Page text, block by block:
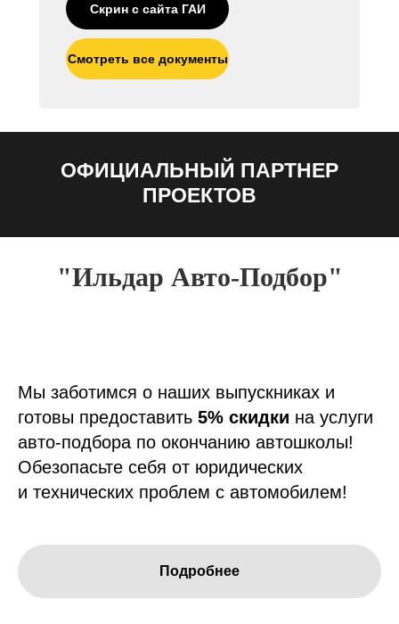
Скрин с сайта ГАИ
Смотреть все документы
ОФИЦИАЛЬНЫЙ ПАРТНЕР
ПРОЕКТОВ
"Ильдар Авто-Подбор"
Мы заботимся о наших выпускниках и
готовы предоставить 5% скидки на услуги
авто-подбора по окончанию автошколы!
Обезопасьте себя от юридических
и технических проблем с автомобилем!
Подробнее